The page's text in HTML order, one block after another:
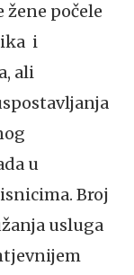
žene počele
i
ali
u
Broj
usluga